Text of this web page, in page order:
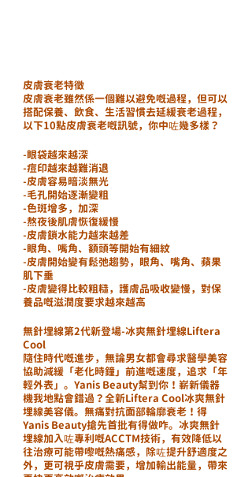
皮膚衰老特徵
皮膚衰老雖然係一個難以避免嘅過程，但可以
搭配保養、飲食、生活習慣去延緩衰老過程，
以下10點皮膚衰老嘅訊號，你中咗幾多樣？
-眼袋越來越深
-痘印越來越難消退
-皮膚容易暗淡無光
-毛孔開始逐漸變粗
-色斑增多，加深
-熬夜後肌膚恢復緩慢
-皮膚鎖水能力越來越差
-眼角、嘴角、額頭等開始有細紋
-皮膚開始變有鬆弛趨勢，眼角、嘴角、蘋果
肌下垂
-皮膚變得比較粗糙，護膚品吸收變慢，對保
養品嘅滋潤度要求越來越高
無針埋線第2代新登場-冰爽無針埋線Liftera
Cool
隨住時代嘅進步，無論男女都會尋求醫學美容
協助減緩「老化時鐘」前進嘅速度，追求「年
輕外表」。Yanis Beauty幫到你！嶄新儀器
機我地點會錯過？全新Liftera Cool冰爽無針
埋線美容儀。無痛對抗面部輪廓衰老！得
Yanis Beauty搶先首批有得做咋。冰爽無針
埋線加入咗專利嘅ACCTM技術，有效降低以
往治療可能帶嚟嘅熱痛感，除咗提升舒適度之
外，更可視乎皮膚需要，增加輸出能量，帶來